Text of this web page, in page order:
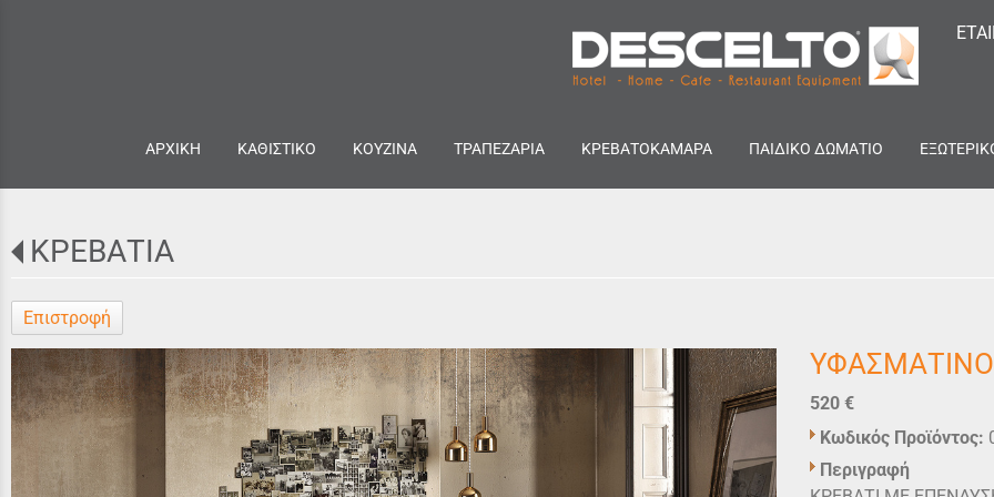
ΑΡΧΙΚΗ ΚΑΘΙΣΤΙΚΟ ΚΟΥΖΙΝΑ ΤΡΑΠΕΖΑΡΙΑ ΚΡΕΒΑΤΟΚΑΜΑΡΑ ΠΑΙΔΙΚΟ ΔΩΜΑΤΙΟ
ΚΡΕΒΑΤΙΑ
Επιστροφή
ΥΦΑΣΜΑΤΙΝΟ
520 €
Κωδικός Προϊόντος:
Περιγραφή